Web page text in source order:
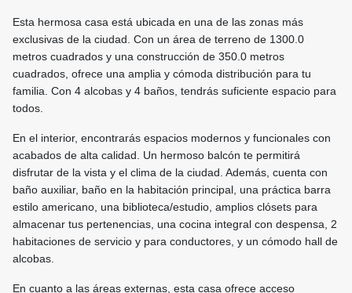
Esta hermosa casa está ubicada en una de las zonas más
exclusivas de la ciudad. Con un área de terreno de 1300.0
metros cuadrados y una construcción de 350.0 metros
cuadrados, ofrece una amplia y cómoda distribución para tu
familia. Con 4 alcobas y 4 baños, tendrás suficiente espacio para
todos.
En el interior, encontrarás espacios modernos y funcionales con
acabados de alta calidad. Un hermoso balcón te permitirá
disfrutar de la vista y el clima de la ciudad. Además, cuenta con
baño auxiliar, baño en la habitación principal, una práctica barra
estilo americano, una biblioteca/estudio, amplios clósets para
almacenar tus pertenencias, una cocina integral con despensa, 2
habitaciones de servicio y para conductores, y un cómodo hall de
alcobas.
En cuanto a las áreas externas, esta casa ofrece acceso